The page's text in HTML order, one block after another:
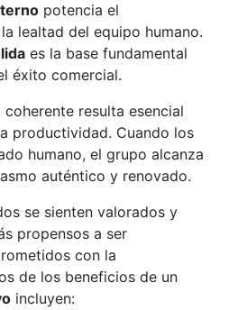
potencia el
lealtad del equipo humano.
es la base fundamental
éxito comercial.
resulta esencial
productividad. Cuando los
humano, el grupo alcanza
auténtico y renovado.
se sienten valorados y
propensos a ser
con la
de los beneficios de un
incluyen: